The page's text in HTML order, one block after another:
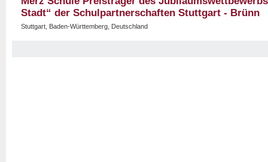
Stadt“ der Schulpartnerschaften Stuttgart - Brünn
Stuttgart, Baden-Württemberg, Deutschland